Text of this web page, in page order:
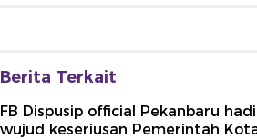
Berita Terkait
FB Dispusip official Pekanbaru
wujud keseriusan Pemerintah